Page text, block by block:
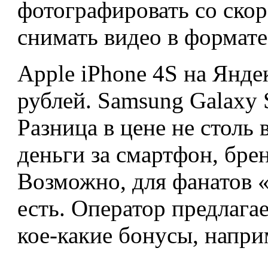
фотографировать со
снимать видео в
Apple iPhone 4S на
рублей. Samsung
Разница в цене не столь
деньги за смартфон,
Возможно, для фанатов
есть. Оператор
кое-какие бонусы,